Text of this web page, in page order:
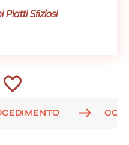
Piatti Sfiziosi